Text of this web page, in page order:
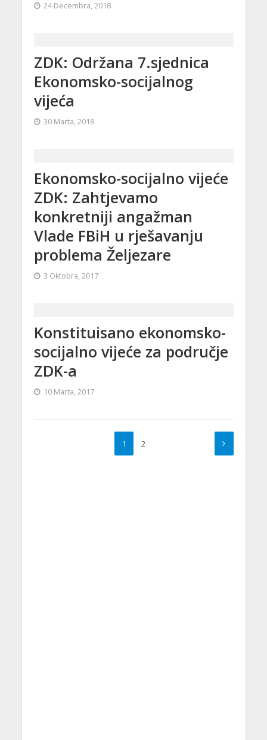
24 Decembra, 2018
ZDK: Održana 7.sjednica
Ekonomsko-socijalnog
vijeća
30 Marta, 2018
Ekonomsko-socijalno vijeće
ZDK: Zahtjevamo
konkretniji angažman
Vlade FBiH u rješavanju
problema Željezare
3 Oktobra, 2017
Konstituisano ekonomsko-
socijalno vijeće za područje
ZDK-a
10 Marta, 2017
1 2